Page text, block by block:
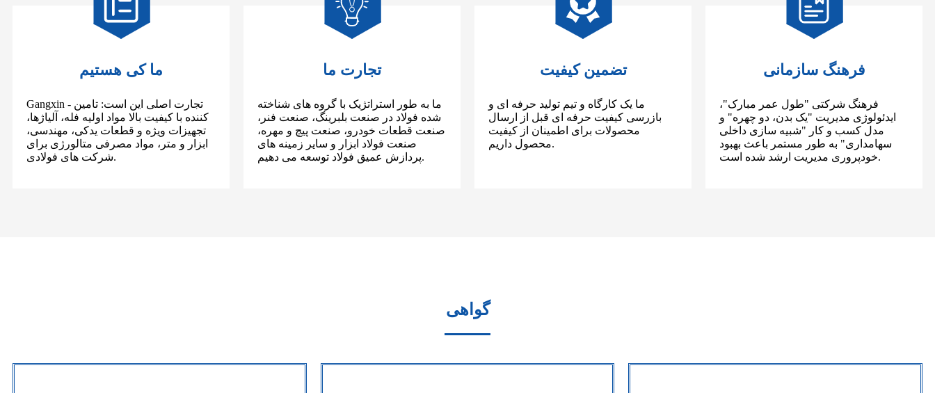
ما کی هستیم
Gangxin - تجارت اصلی این است: تامین
کننده با کیفیت بالا مواد اولیه فله، آلیاژها،
تجهیزات ویژه و قطعات یدکی، مهندسی،
ابزار و متر، مواد مصرفی متالورژی برای
شرکت های فولادی.
تجارت ما
ما به طور استراتژیک با گروه های شناخته
شده فولاد در صنعت بلبرینگ، صنعت فنر،
صنعت قطعات خودرو، صنعت پیچ و مهره،
صنعت فولاد ابزار و سایر زمینه های
پردازش عمیق فولاد توسعه می دهیم.
تضمین کیفیت
ما یک کارگاه و تیم تولید حرفه ای و
بازرسی کیفیت حرفه ای قبل از ارسال
محصولات برای اطمینان از کیفیت
محصول داریم.
فرهنگ سازمانی
فرهنگ شرکتی "طول عمر مبارک"،
ایدئولوژی مدیریت "یک بدن، دو چهره" و
مدل کسب و کار "شبیه سازی داخلی
سهامداری" به طور مستمر باعث بهبود
خودپروری مدیریت ارشد شده است.
گواهی